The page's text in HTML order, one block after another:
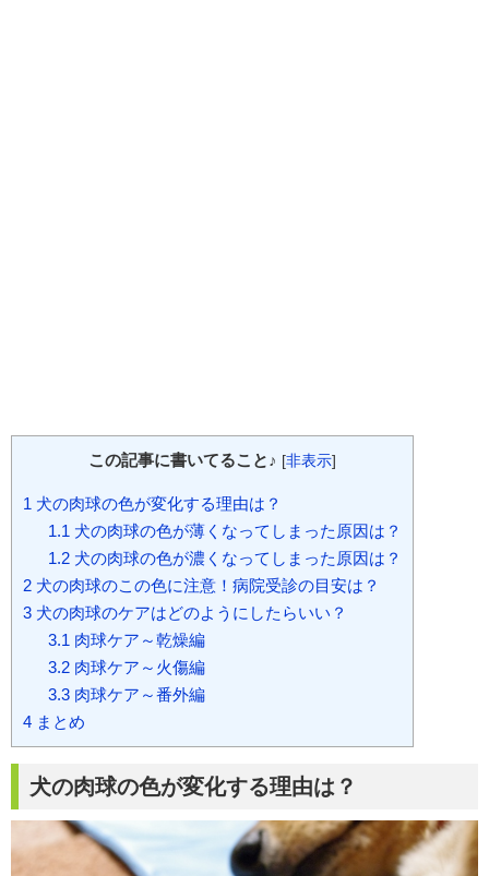
この記事に書いてること♪ [非表示]
1 犬の肉球の色が変化する理由は？
1.1 犬の肉球の色が薄くなってしまった原因は？
1.2犬の肉球の色が濃くなってしまった原因は？
2 犬の肉球のこの色に注意！病院受診の目安は？
3 犬の肉球のケアはどのようにしたらいい？
3.1 肉球ケア～乾燥編
3.2肉球ケア～火傷編
3.3肉球ケア～番外編
4 まとめ
犬の肉球の色が変化する理由は？